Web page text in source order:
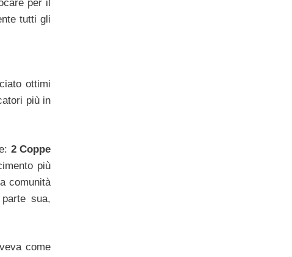
per il
tutti gli
ottimi
più in
2 Coppe
più
comunità
sua,
come